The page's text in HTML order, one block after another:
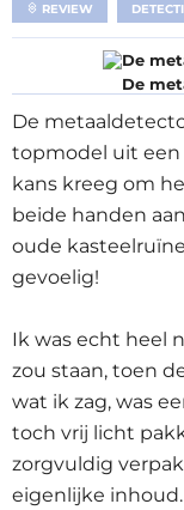
REVIEW
De
De
topmodel uit een
kans kreeg om
beide handen
oude
gevoelig!
Ik was echt heel
zou staan, toen
wat ik zag, was
toch vrij licht
zorgvuldig
eigenlijke